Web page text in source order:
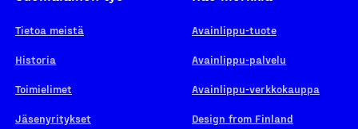
Tietoa meistä
Historia
Toimielimet
Jäsenyritykset
Avainlippu-tuote
Avainlippu-palvelu
Avainlippu-verkkokauppa
Design from Finland